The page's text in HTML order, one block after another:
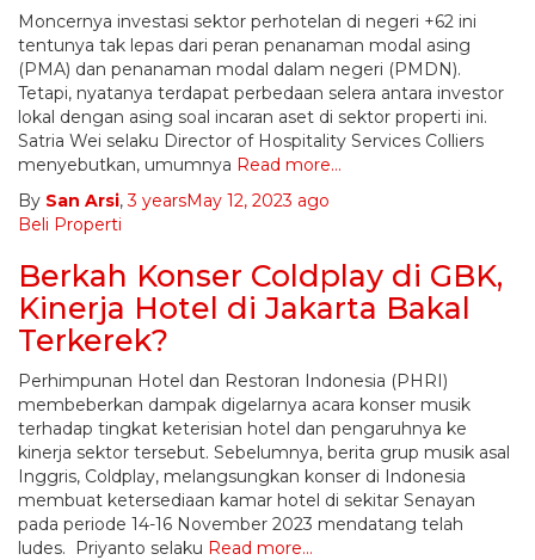
Moncernya investasi sektor perhotelan di negeri +62 ini
tentunya tak lepas dari peran penanaman modal asing
(PMA) dan penanaman modal dalam negeri (PMDN).
Tetapi, nyatanya terdapat perbedaan selera antara investor
lokal dengan asing soal incaran aset di sektor properti ini.
Satria Wei selaku Director of Hospitality Services Colliers
menyebutkan, umumnya Read more…
By San Arsi,3 yearsMay 12, 2023 ago
Beli Properti
Berkah Konser Coldplay di GBK,
Kinerja Hotel di Jakarta Bakal
Terkerek?
Perhimpunan Hotel dan Restoran Indonesia (PHRI)
membeberkan dampak digelarnya acara konser musik
terhadap tingkat keterisian hotel dan pengaruhnya ke
kinerja sektor tersebut. Sebelumnya, berita grup musik asal
Inggris, Coldplay, melangsungkan konser di Indonesia
membuat ketersediaan kamar hotel di sekitar Senayan
pada periode 14-16 November 2023 mendatang telah
ludes. Priyanto selaku Read more…